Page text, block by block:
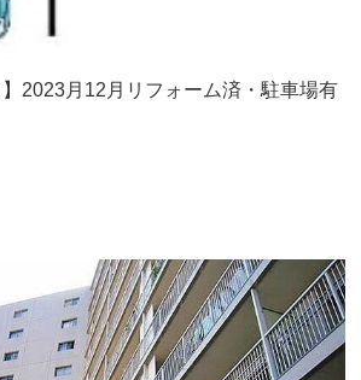
2023月12月リフォーム済・駐車場有